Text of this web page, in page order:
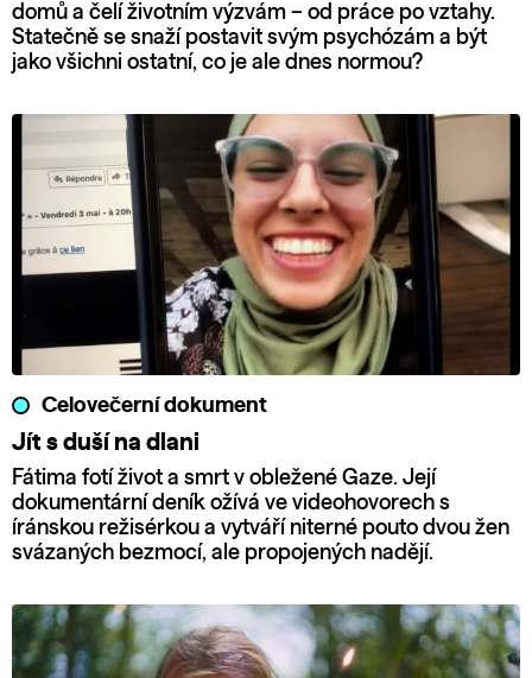
domů a čelí životním výzvám – od práce po vztahy.
Statečně se snaží postavit svým psychózám a být
jako všichni ostatní, co je ale dnes normou?
Celovečerní dokument
Jít s duší na dlani
Fátima fotí život a smrt v obležené Gaze. Její
dokumentární deník ožívá ve videohovorech s
íránskou režisérkou a vytváří niterné pouto dvou žen
svázaných bezmocí, ale propojených nadějí.